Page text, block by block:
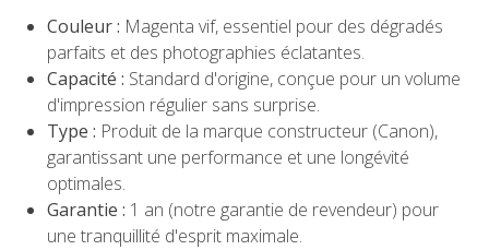
Couleur : Magenta vif, essentiel pour des dégradés
parfaits et des photographies éclatantes.
Capacité : Standard d'origine, conçue pour un volume
d'impression régulier sans surprise.
Type : Produit de la marque constructeur (Canon),
garantissant une performance et une longévité
optimales.
Garantie : 1 an (notre garantie de revendeur) pour
une tranquillité d'esprit maximale.